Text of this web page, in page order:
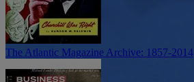
The Atlantic Magazine Archive: 1857-2014